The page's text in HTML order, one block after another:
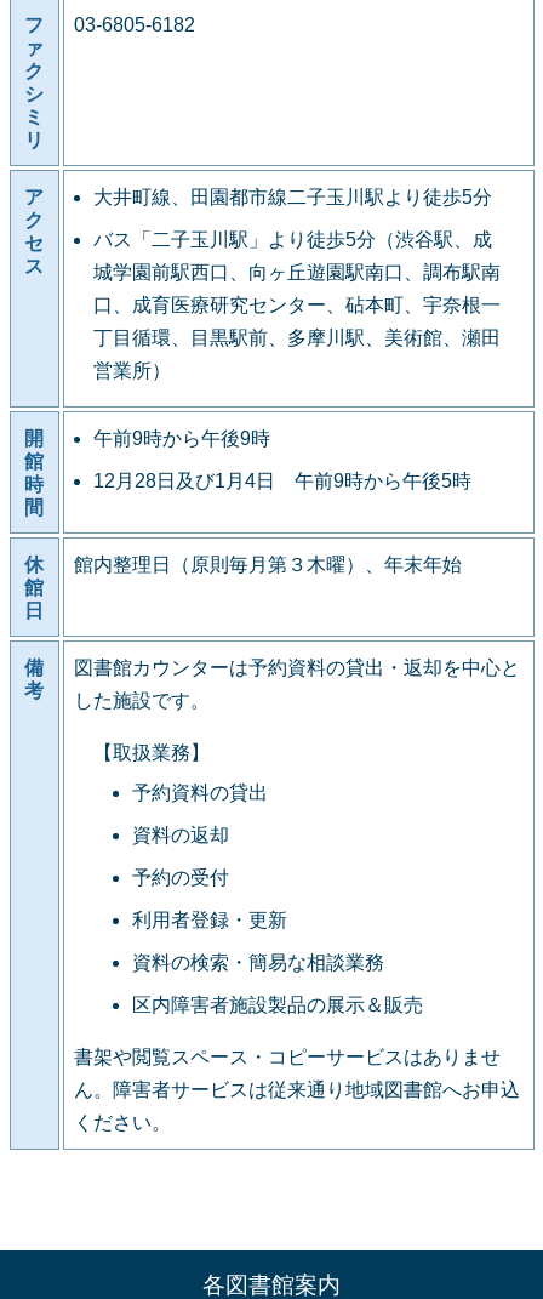
フ
ァ
ク
シ
ミ
リ
03-6805-6182
ア
ク
セ
ス
大井町線、田園都市線二子玉川駅より徒歩5分
バス「二子玉川駅」より徒歩5分（渋谷駅、成
城学園前駅西口、向ヶ丘遊園駅南口、調布駅南
口、成育医療研究センター、砧本町、宇奈根一
丁目循環、目黒駅前、多摩川駅、美術館、瀬田
営業所）
開
館
時
間
午前9時から午後9時
12月28日及び1月4日 午前9時から午後5時
休
館
日
館内整理日（原則毎月第３木曜）、年末年始
備
考
図書館カウンターは予約資料の貸出・返却を中心と
した施設です。
【取扱業務】
予約資料の貸出
資料の返却
予約の受付
利用者登録・更新
資料の検索・簡易な相談業務
区内障害者施設製品の展示＆販売
書架や閲覧スペース・コピーサービスはありませ
ん。障害者サービスは従来通り地域図書館へお申込
ください。
各図書館案内